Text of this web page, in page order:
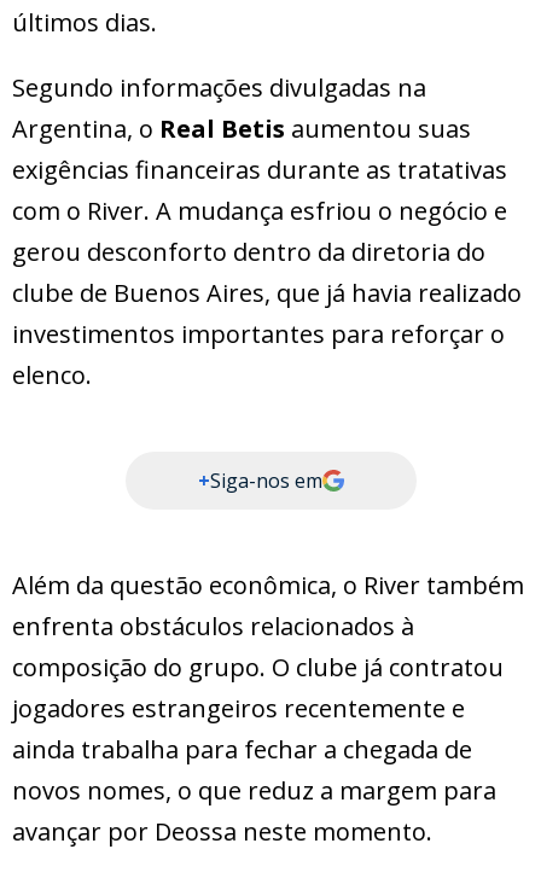
últimos dias.
Segundo informações divulgadas na
Argentina, o Real Betis aumentou suas
exigências financeiras durante as tratativas
com o River. A mudança esfriou o negócio e
gerou desconforto dentro da diretoria do
clube de Buenos Aires, que já havia realizado
investimentos importantes para reforçar o
elenco.
+Siga-nos em
Além da questão econômica, o River também
enfrenta obstáculos relacionados à
composição do grupo. O clube já contratou
jogadores estrangeiros recentemente e
ainda trabalha para fechar a chegada de
novos nomes, o que reduz a margem para
avançar por Deossa neste momento.